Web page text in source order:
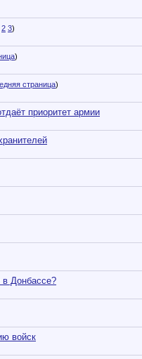
2 3)
)
страница)
приоритет армии
в Донбассе?
войск